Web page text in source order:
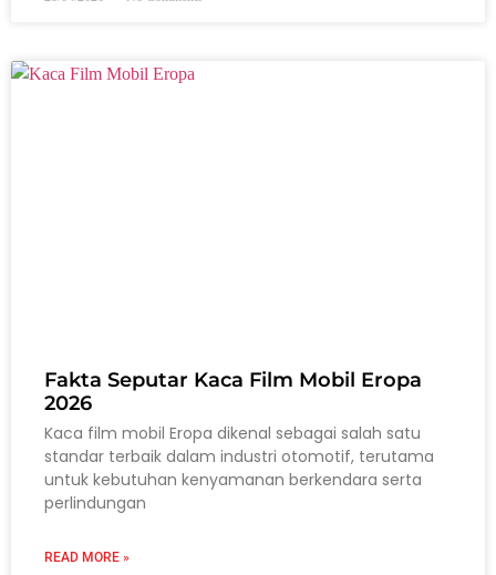
Fakta Seputar Kaca Film Mobil Eropa
2026
Kaca film mobil Eropa dikenal sebagai salah satu
standar terbaik dalam industri otomotif, terutama
untuk kebutuhan kenyamanan berkendara serta
perlindungan
READ MORE »